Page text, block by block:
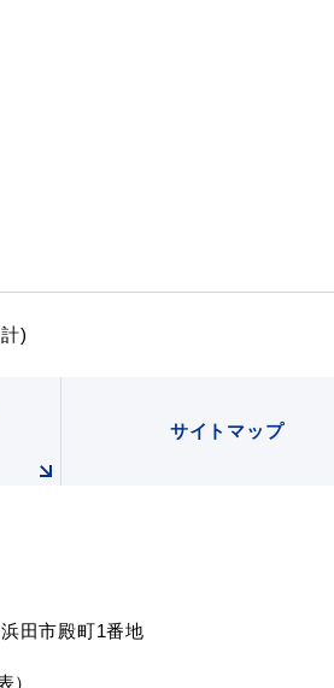
)
サイトマップ
田市殿町1番地
）